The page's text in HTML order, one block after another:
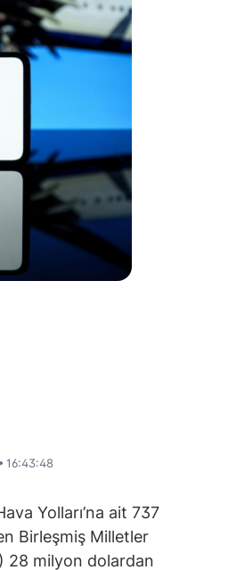
16:43:48
Yolları’na ait 737
Birleşmiş Milletler
) 28 milyon dolardan